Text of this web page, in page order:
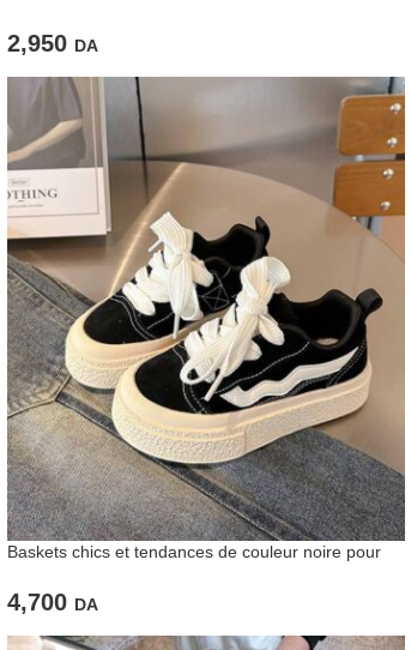
2,950 DA
Baskets chics et tendances de couleur noire pour
4,700 DA